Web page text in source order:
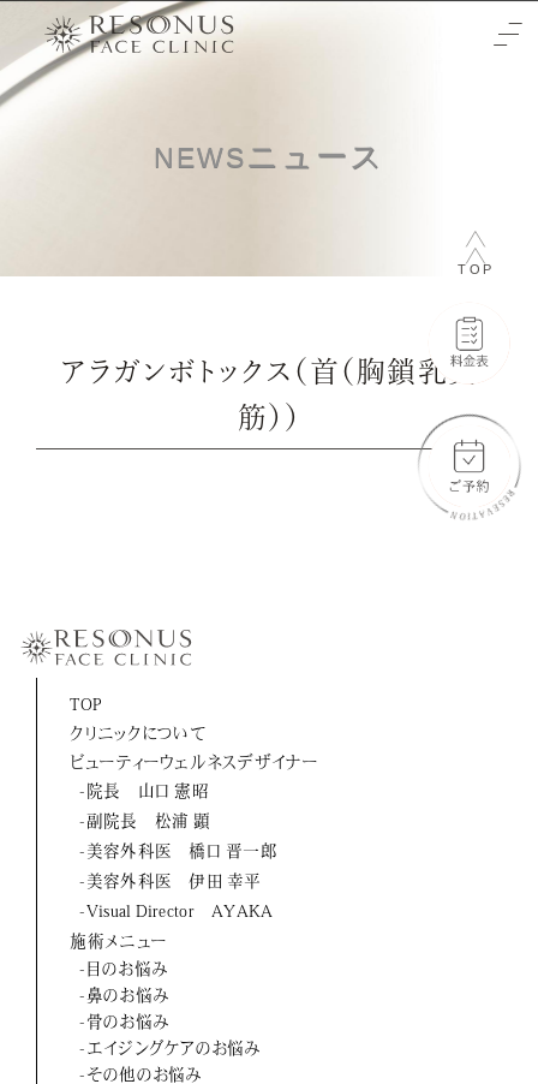
クリニックについて
-初めての方へ
-輪郭3点
-通常料金
-松浦 顕
-伊田 幸平
-AYAKA
よくあるご質問
お問い合わせ
アクセス
採用情報
美容医療初のトータルビューティブランド
TOP
NEWSニュース
アラガンボトックス（首（胸鎖乳突
筋））
TOP
クリニックについて
ビューティーウェルネスデザイナー
-院長 山口 憲昭
-副院長 松浦 顕
-美容外科医 橋口 晋一郎
-美容外科医 伊田 幸平
-Visual Director AYAKA
施術メニュー
-目のお悩み
-鼻のお悩み
-骨のお悩み
-エイジングケアのお悩み
-その他のお悩み